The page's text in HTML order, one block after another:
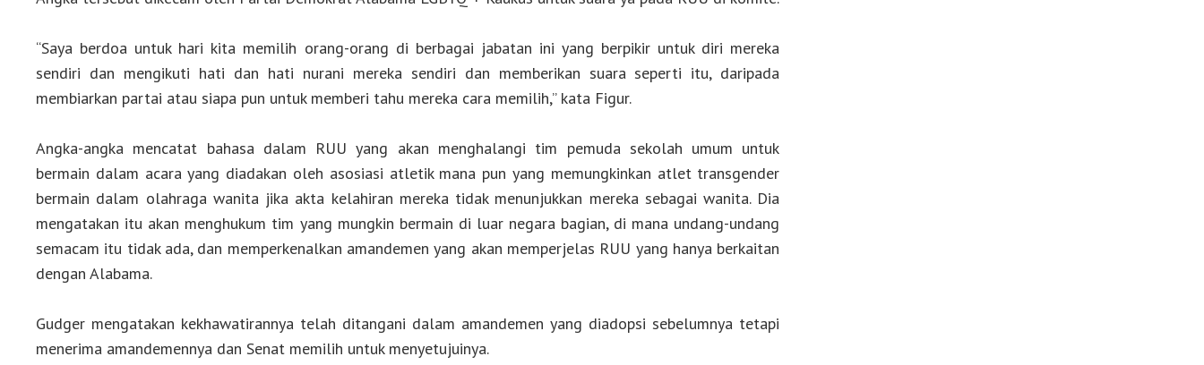
“Saya berdoa untuk hari kita memilih orang-orang di berbagai jabatan ini yang berpikir untuk diri mereka
sendiri dan mengikuti hati dan hati nurani mereka sendiri dan memberikan suara seperti itu, daripada
membiarkan partai atau siapa pun untuk memberi tahu mereka cara memilih,” kata Figur.
Angka-angka mencatat bahasa dalam RUU yang akan menghalangi tim pemuda sekolah umum untuk
bermain dalam acara yang diadakan oleh asosiasi atletik mana pun yang memungkinkan atlet transgender
bermain dalam olahraga wanita jika akta kelahiran mereka tidak menunjukkan mereka sebagai wanita. Dia
mengatakan itu akan menghukum tim yang mungkin bermain di luar negara bagian, di mana undang-undang
semacam itu tidak ada, dan memperkenalkan amandemen yang akan memperjelas RUU yang hanya berkaitan
dengan Alabama.
Gudger mengatakan kekhawatirannya telah ditangani dalam amandemen yang diadopsi sebelumnya tetapi
menerima amandemennya dan Senat memilih untuk menyetujuinya.